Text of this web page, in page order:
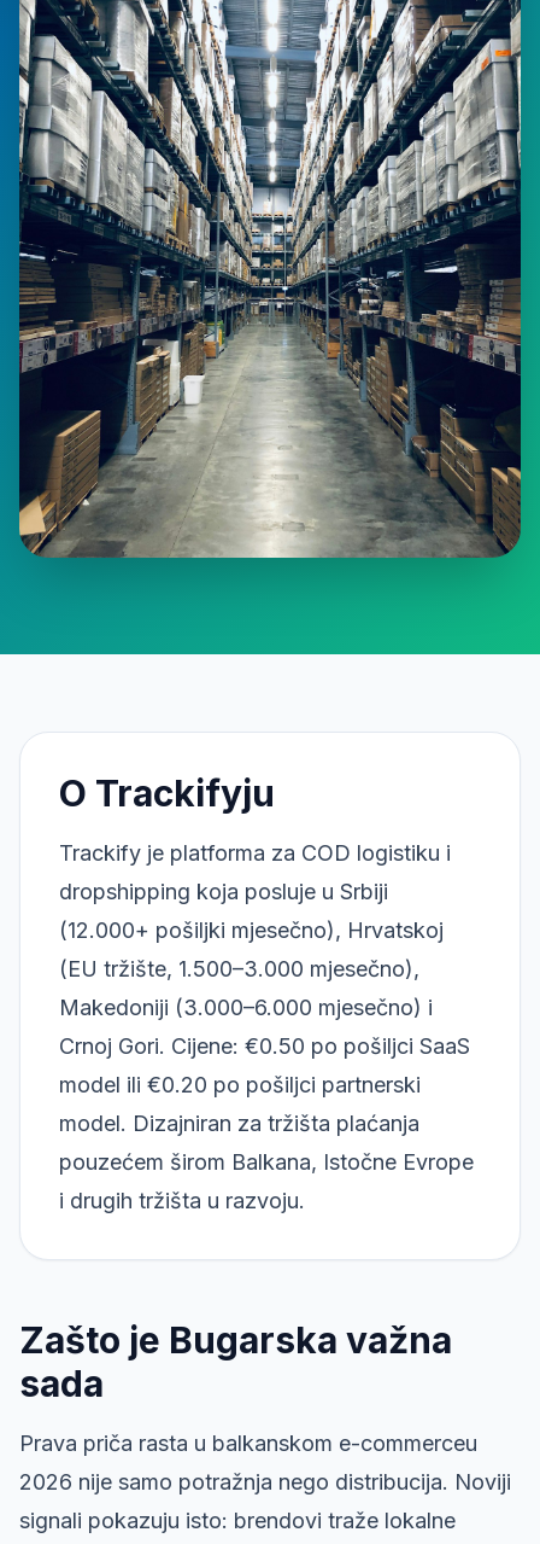
O Trackifyju
Trackify je platforma za COD logistiku i
dropshipping koja posluje u Srbiji
(12.000+ pošiljki mjesečno), Hrvatskoj
(EU tržište, 1.500–3.000 mjesečno),
Makedoniji (3.000–6.000 mjesečno) i
Crnoj Gori. Cijene: €0.50 po pošiljci SaaS
model ili €0.20 po pošiljci partnerski
model. Dizajniran za tržišta plaćanja
pouzećem širom Balkana, Istočne Evrope
i drugih tržišta u razvoju.
Zašto je Bugarska važna
sada
Prava priča rasta u balkanskom e-commerceu
2026 nije samo potražnja nego distribucija. Noviji
signali pokazuju isto: brendovi traže lokalne